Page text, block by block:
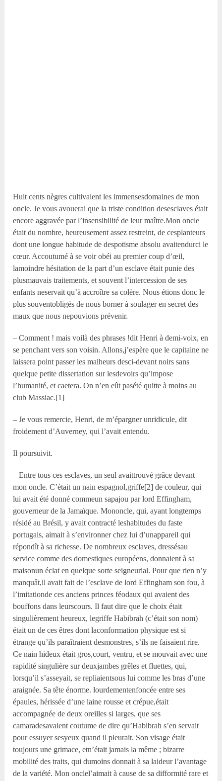
Huit cents nègres cultivaient les immensesdomaines de mon
oncle. Je vous avouerai que la triste condition desesclaves était
encore aggravée par l’insensibilité de leur maître.Mon oncle
était du nombre, heureusement assez restreint, de cesplanteurs
dont une longue habitude de despotisme absolu avaitendurci le
cœur. Accoutumé à se voir obéi au premier coup d’œil,
lamoindre hésitation de la part d’un esclave était punie des
plusmauvais traitements, et souvent l’intercession de ses
enfants neservait qu’à accroître sa colère. Nous étions donc le
plus souventobligés de nous borner à soulager en secret des
maux que nous nepouvions prévenir.
– Comment ! mais voilà des phrases !dit Henri à demi-voix, en
se penchant vers son voisin. Allons,j’espère que le capitaine ne
laissera point passer les malheurs desci-devant noirs sans
quelque petite dissertation sur lesdevoirs qu’impose
l’humanité, et caetera. On n’en eût pasété quitte à moins au
club Massiac.[1]
– Je vous remercie, Henri, de m’épargner unridicule, dit
froidement d’Auverney, qui l’avait entendu.
Il poursuivit.
– Entre tous ces esclaves, un seul avaittrouvé grâce devant
mon oncle. C’était un nain espagnol,griffe[2] de couleur, qui
lui avait été donné commeun sapajou par lord Effingham,
gouverneur de la Jamaïque. Mononcle, qui, ayant longtemps
résidé au Brésil, y avait contracté leshabitudes du faste
portugais, aimait à s’environner chez lui d’unappareil qui
répondît à sa richesse. De nombreux esclaves, dressésau
service comme des domestiques européens, donnaient à sa
maisonun éclat en quelque sorte seigneurial. Pour que rien n’y
manquât,il avait fait de l’esclave de lord Effingham son fou, à
l’imitationde ces anciens princes féodaux qui avaient des
bouffons dans leurscours. Il faut dire que le choix était
singulièrement heureux, legriffe Habibrah (c’était son nom)
était un de ces êtres dont laconformation physique est si
étrange qu’ils paraîtraient desmonstres, s’ils ne faisaient rire.
Ce nain hideux était gros,court, ventru, et se mouvait avec une
rapidité singulière sur deuxjambes grêles et fluettes, qui,
lorsqu’il s’asseyait, se repliaientsous lui comme les bras d’une
araignée. Sa tête énorme. lourdementenfoncée entre ses
épaules, hérissée d’une laine rousse et crépue,était
accompagnée de deux oreilles si larges, que ses
camaradesavaient coutume de dire qu’Habibrah s’en servait
pour essuyer sesyeux quand il pleurait. Son visage était
toujours une grimace, etn’était jamais la même ; bizarre
mobilité des traits, qui dumoins donnait à sa laideur l’avantage
de la variété. Mon onclel’aimait à cause de sa difformité rare et